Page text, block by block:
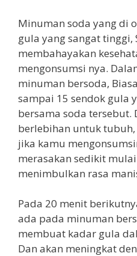
Minuman soda yang di
gula yang sangat tinggi,
membahayakan
mengonsumsi nya.
minuman bersoda,
sampai 15 sendok gula
bersama soda tersebut.
berlebihan untuk
jika kamu
merasakan sedikit
menimbulkan rasa
Pada 20 menit
ada pada minuman
membuat kadar gula
Dan akan meningkat